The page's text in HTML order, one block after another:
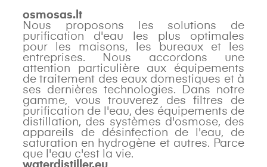
osmosas.lt
Nous proposons les solutions de
purification d'eau les plus optimales
pour les maisons, les bureaux et les
entreprises. Nous accordons une
attention particulière aux équipements
de traitement des eaux domestiques et à
ses dernières technologies. Dans notre
gamme, vous trouverez des filtres de
purification de l'eau, des équipements de
distillation, des systèmes d'osmose, des
appareils de désinfection de l'eau, de
saturation en hydrogène et autres. Parce
que l'eau c'est la vie.